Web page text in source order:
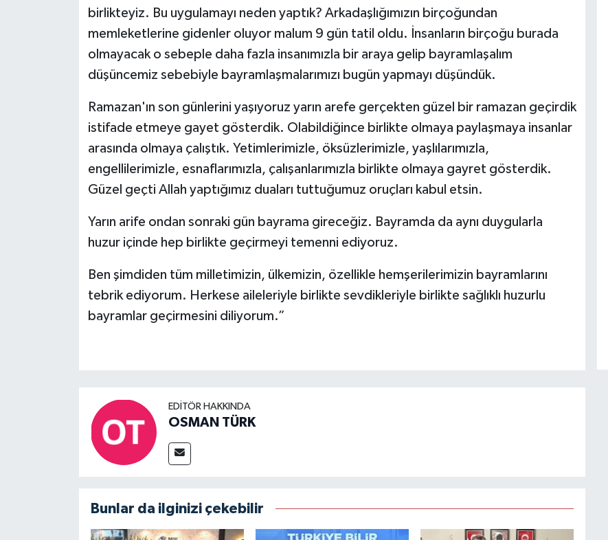
birlikteyiz. Bu uygulamayı neden yaptık? Arkadaşlığımızın birçoğundan
memleketlerine gidenler oluyor malum 9 gün tatil oldu. İnsanların birçoğu burada
olmayacak o sebeple daha fazla insanımızla bir araya gelip bayramlaşalım
düşüncemiz sebebiyle bayramlaşmalarımızı bugün yapmayı düşündük.
Ramazan'ın son günlerini yaşıyoruz yarın arefe gerçekten güzel bir ramazan geçirdik
istifade etmeye gayet gösterdik. Olabildiğince birlikte olmaya paylaşmaya insanlar
arasında olmaya çalıştık. Yetimlerimizle, öksüzlerimizle, yaşlılarımızla,
engellilerimizle, esnaflarımızla, çalışanlarımızla birlikte olmaya gayret gösterdik.
Güzel geçti Allah yaptığımız duaları tuttuğumuz oruçları kabul etsin.
Yarın arife ondan sonraki gün bayrama gireceğiz. Bayramda da aynı duygularla
huzur içinde hep birlikte geçirmeyi temenni ediyoruz.
Ben şimdiden tüm milletimizin, ülkemizin, özellikle hemşerilerimizin bayramlarını
tebrik ediyorum. Herkese aileleriyle birlikte sevdikleriyle birlikte sağlıklı huzurlu
bayramlar geçirmesini diliyorum.”
EDITÖR HAKKINDA
OSMAN TÜRK
Bunlar da ilginizi çekebilir